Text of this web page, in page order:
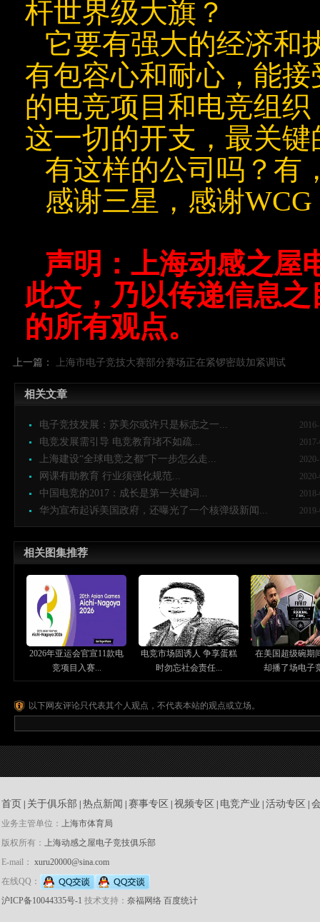
杆世界级大旗？
它要有强大的经济和
有包容心和耐心，能
的电竞项目和电竞组
这一切的开支，最关
有这样的公司吗？有
感谢三星，感谢WCG
声明：上海动感之屋
此文，乃以传递信息
的所有观点。
上一篇： 上海市电子竞技大赛部分赛场正在紧锣密鼓加紧调试
相关文章
电子竞技发展：苏美尔或许只是标志之一...
电竞发展需引导 电竞教育堵不如疏...
上海建设“全球电竞之都”下一步怎么走...
网课有助教育 行业须强化规范...
中国电竞的2017：成长是第一关键词...
华为宣布起诉美国政府，还曝光了一个核弹级新闻...
相关图集推荐
2026年亚运会官宣11款电
竞项目入赛...
电竞市场固诱人 争享蛋糕
时勿忘社会责任...
在美国超级碗期
却播了场电子
以下网友评论只代表其个人观点，不代表本站的观点或立场。
首页 关于俱乐部 热点新闻 赛事专区 视频专区 电竞产业 活动专区
业务主管单位： 上海市体育局
版权所有： 上海动感之屋电子竞技俱乐部
E-mail： xuru20000@sina.com
在线QQ：
沪ICP备10044335号-1 技术支持： 奈福网络 百度统计